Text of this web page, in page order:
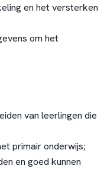
en het versterken
om het
van leerlingen die
primair onderwijs;
en goed kunnen